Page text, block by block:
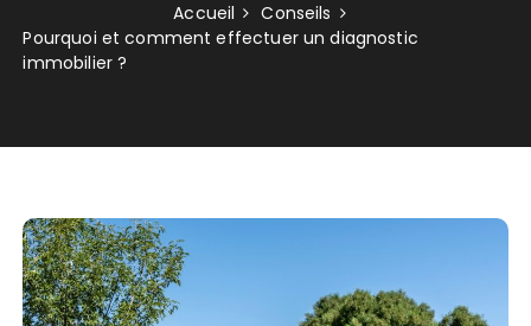
Accueil
Conseils
Pourquoi et comment effectuer un diagnostic
immobilier ?